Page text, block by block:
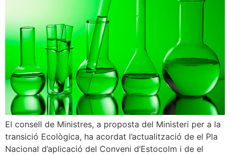
El consell de Ministres, a proposta del Ministeri per a la
transició Ecològica, ha acordat l’actualització de el Pla
Nacional d’aplicació del Conveni d’Estocolm i de el